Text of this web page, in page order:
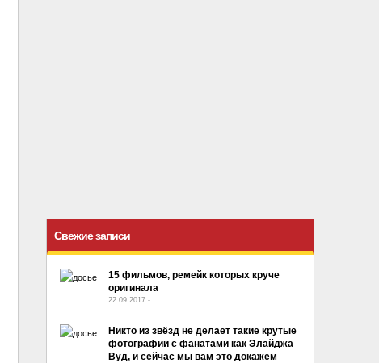
Свежие записи
15 фильмов, ремейк которых круче
оригинала
22.09.2017-
Никто из звёзд не делает такие крутые
фотографии с фанатами как Элайджа
Вуд, и сейчас мы вам это докажем